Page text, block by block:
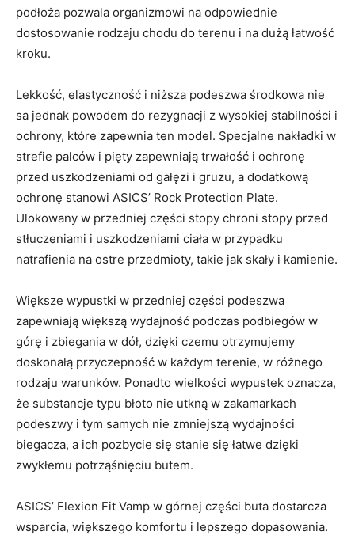
podłoża pozwala organizmowi na odpowiednie
dostosowanie rodzaju chodu do terenu i na dużą łatwość
kroku.
Lekkość, elastyczność i niższa podeszwa środkowa nie
sa jednak powodem do rezygnacji z wysokiej stabilności i
ochrony, które zapewnia ten model. Specjalne nakładki w
strefie palców i pięty zapewniają trwałość i ochronę
przed uszkodzeniami od gałęzi i gruzu, a dodatkową
ochronę stanowi ASICS’ Rock Protection Plate.
Ulokowany w przedniej części stopy chroni stopy przed
stłuczeniami i uszkodzeniami ciała w przypadku
natrafienia na ostre przedmioty, takie jak skały i kamienie.
Większe wypustki w przedniej części podeszwa
zapewniają większą wydajność podczas podbiegów w
górę i zbiegania w dół, dzięki czemu otrzymujemy
doskonałą przyczepność w każdym terenie, w różnego
rodzaju warunków. Ponadto wielkości wypustek oznacza,
że ​​substancje typu błoto nie utkną w zakamarkach
podeszwy i tym samych nie zmniejszą wydajności
biegacza, a ich pozbycie się stanie się łatwe dzięki
zwykłemu potrząśnięciu butem.
ASICS’ Flexion Fit Vamp w górnej części buta dostarcza
wsparcia, większego komfortu i lepszego dopasowania.